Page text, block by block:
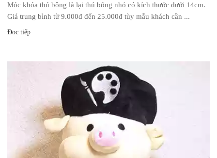
Móc khóa thú bông là lại thú bông nhỏ có kích thước dưới 14cm.
Giá trung bình từ 9.000đ đến 25.000đ tùy mẫu khách cần ...
Đọc tiếp